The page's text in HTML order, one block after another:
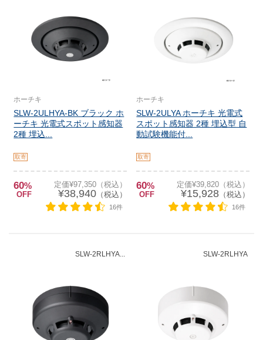
ホーチキ
SLW-2ULHYA-BK ブラック ホ
ーチキ 光電式スポット感知器
2種 埋込...
取寄
60%
OFF
定価¥97,350（税込）
¥38,940（税込）
16件
ホーチキ
SLW-2ULYA ホーチキ 光電式
スポット感知器 2種 埋込型 自
動試験機能付...
取寄
60%
OFF
定価¥39,820（税込）
¥15,928（税込）
16件
SLW-2RLHYA... SLW-2RLHYA